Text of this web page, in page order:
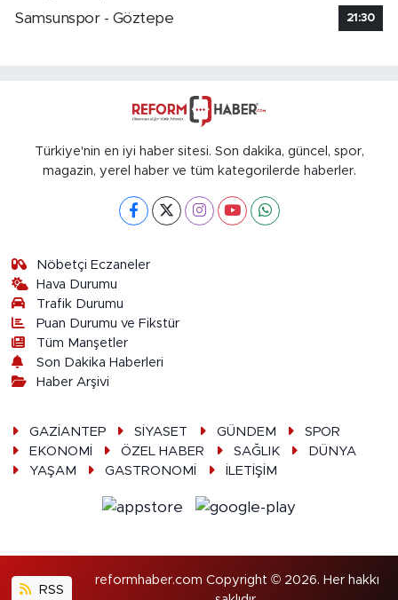
Samsunspor - Göztepe
21:30
Türkiye'nin en iyi haber sitesi. Son dakika, güncel, spor,
magazin, yerel haber ve tüm kategorilerde haberler.
Nöbetçi Eczaneler
Hava Durumu
Trafik Durumu
Puan Durumu ve Fikstür
Tüm Manşetler
Son Dakika Haberleri
Haber Arşivi
GAZİANTEP SİYASET GÜNDEM
SPOR
EKONOMİ
ÖZEL HABER SAĞLIK
DÜNYA
YAŞAM
GASTRONOMİ İLETİŞİM
RSS
reformhaber.com Copyright © 2026. Her hakkı